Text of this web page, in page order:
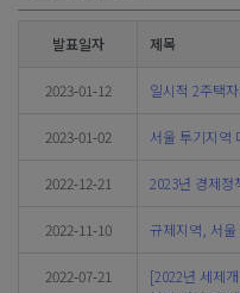
발표일자 제목
2023-01-12 일시적 2주택
2023-01-02 서울 투기지역
2022-12-21 2023년 경제정
2022-11-10 규제지역, 서
2022-07-21
[2022년 세제